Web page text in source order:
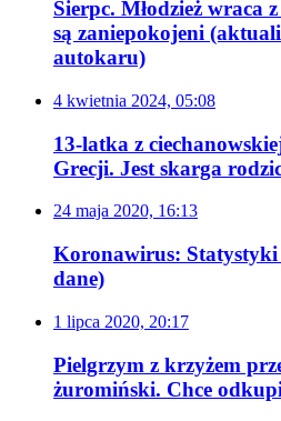
Sierpc. Młodzież wraca
są zaniepokojeni
autokaru)
4 kwietnia 2024, 05:08
13-latka z
Grecji. Jest skarga
24 maja 2020, 16:13
Koronawirus: Statystyki
dane)
1 lipca 2020, 20:17
Pielgrzym z krzyżem
żuromiński. Chce